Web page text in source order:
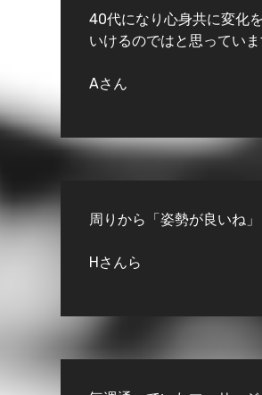
40代になり心身共に変化
いけるのではと思っていま
Aさん
周りから「姿勢が良いね
Hさんら